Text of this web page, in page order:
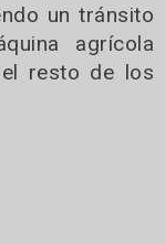
un tránsito
agrícola
resto de los